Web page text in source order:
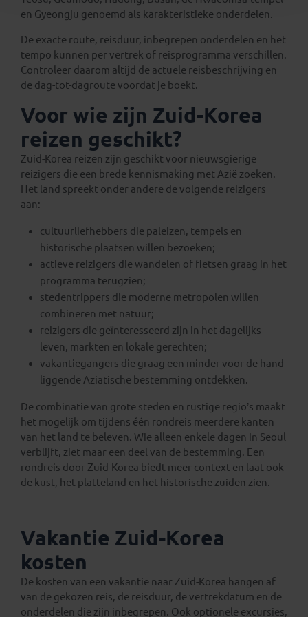
en Gyeongju genoemd als karakteristieke onderdelen.
De exacte route, reisduur, inbegrepen onderdelen en het
tempo kunnen per vertrek of reisprogramma verschillen.
Controleer daarom altijd de actuele reisbeschrijving en
de dag-tot-dagroute voordat je boekt.
Voor wie zijn Zuid-Korea
reizen geschikt?
Zuid-Korea reizen zijn geschikt voor nieuwsgierige
reizigers die een brede kennismaking met Azië zoeken.
Het land spreekt onder andere de volgende reizigers
aan:
cultuurliefhebbers die paleizen, tempels en
historische plaatsen willen bezoeken;
actieve reizigers die wandelen of fietsen graag in het
programma terugzien;
stedentrippers die moderne metropolen willen
combineren met natuur;
reizigers die geïnteresseerd zijn in het dagelijks
leven, markten en lokale gerechten;
vakantiegangers die graag een minder voor de hand
liggende Aziatische bestemming ontdekken.
De combinatie van grote steden en rustige regio’s maakt
het mogelijk om tijdens één rondreis meerdere kanten
van het land te beleven. Wie alleen enkele dagen in Seoul
verblijft, ziet maar een deel van de bestemming. Een
rondreis door Zuid-Korea biedt meer context en laat ook
de kust, het platteland en het historische zuiden zien.
Vakantie Zuid-Korea
kosten
De kosten van een vakantie naar Zuid-Korea hangen af
van de gekozen reis, de reisduur, de vertrekdatum en de
onderdelen die zijn inbegrepen. Ook optionele excursies,